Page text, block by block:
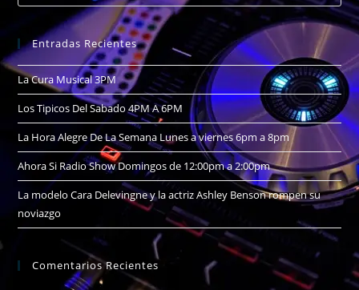
Entradas Recientes
La Cura Musical 3PM
Los Tipicos Del Sabado 4PM A 6PM
La Hora Alegre De La Semana Lunes a viernes 6pm a 8pm
Ahora Si Radio Show Domingos de 12:00pm a 2:00pm
La modelo Cara Delevingne y la actriz Ashley Benson rompen su
noviazgo
Comentarios Recientes